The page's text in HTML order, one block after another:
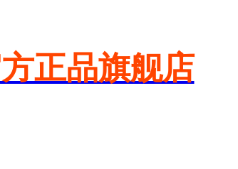
正品旗舰店